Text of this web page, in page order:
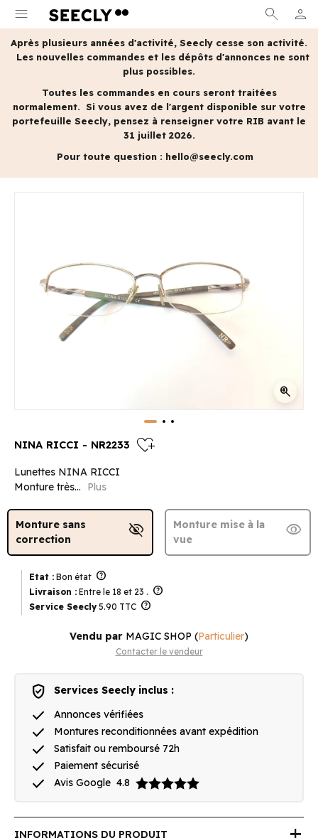
menu search person
MON
Après plusieurs années d'activité, Seecly cesse son activité.
Les nouvelles commandes et les dépôts d'annonces ne sont
plus possibles.
Toutes les commandes en cours seront traitées
normalement. Si vous avez de l'argent disponible sur votre
portefeuille Seecly, pensez à renseigner votre RIB avant le
31 juillet 2026.
Pour toute question : hello@seecly.com
zoom_in
NINA RICCI - NR2233 heart_plus
Lunettes NINA RICCI
Monture très...
Plus
Monture sans
correction
visibility_off
Monture mise à la
vue
visibility
Etat : Bon état help
Livraison : Entre le 18 et 23 . help
Service Seecly 5.90 TTC help
Vendu par MAGIC SHOP (Particulier)
Contacter le vendeur
verified_user Services Seecly inclus :
done Annonces vérifiées
done Montures reconditionnées avant expédition
done Satisfait ou remboursé 72h
done Paiement sécurisé
done Avis Google 4.8
INFORMATIONS DU PRODUIT